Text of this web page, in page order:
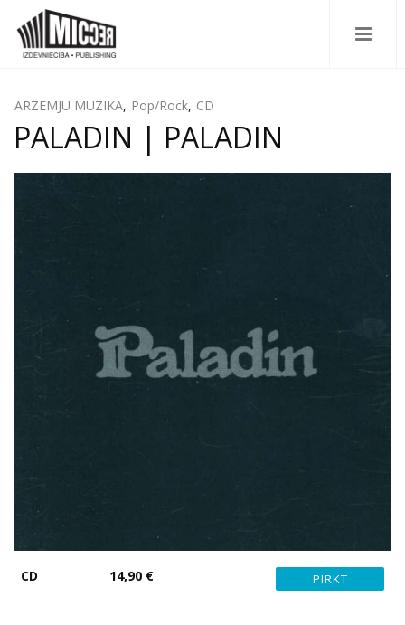
ĀRZEMJU MŪZIKA, Pop/Rock, CD
PALADIN | PALADIN
CD 14,90 €